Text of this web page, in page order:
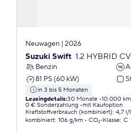
Neuwagen | 2026
Suzuki Swift 1.2 HYBRID
Benzin
81 PS (60 kW)
in 3 bis 5 Monaten
Leasingdetails:30 Monate 10.000
0 € Sonderzahlung
mit Kaufoption
Kraftstoffverbrauch (kombiniert): 4,7 l/
kombiniert: 106 g/km CO₂-Klasse: C